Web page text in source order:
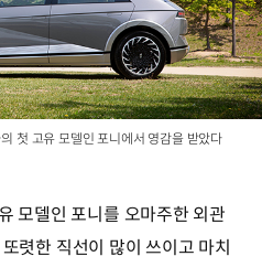
첫 고유 모델인 포니에서 영감을 받았다
모델인 포니를 오마주한 외관
렷한 직선이 많이 쓰이고 마치